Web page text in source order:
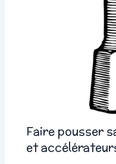
Faire pousser
et